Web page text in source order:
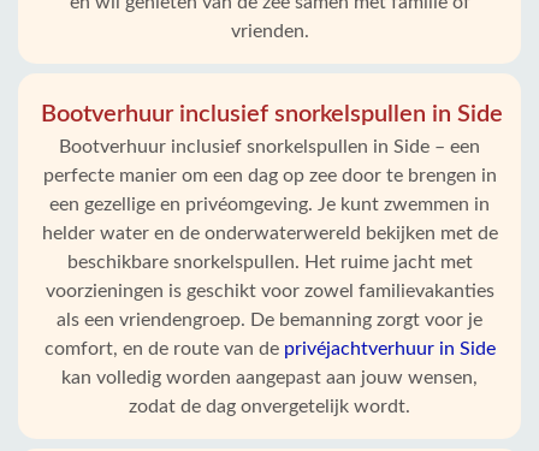
vrienden.
Bootverhuur inclusief snorkelspullen in Side
Bootverhuur inclusief snorkelspullen in Side – een
perfecte manier om een dag op zee door te brengen in
een gezellige en privéomgeving. Je kunt zwemmen in
helder water en de onderwaterwereld bekijken met de
beschikbare snorkelspullen. Het ruime jacht met
voorzieningen is geschikt voor zowel familievakanties
als een vriendengroep. De bemanning zorgt voor je
comfort, en de route van de privéjachtverhuur in Side
kan volledig worden aangepast aan jouw wensen,
zodat de dag onvergetelijk wordt.